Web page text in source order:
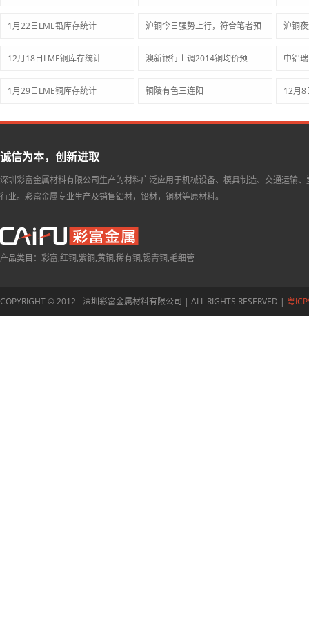
1月22日LME铅库存统计 沪铜今日强势上行，符合笔者预 沪铜
12月18日LME铜库存统计 澳新银行上调2014铜均价预 中铝
1月29日LME铜库存统计 铜陵有色三连阳 12月8
诚信为本，创新进取
深圳彩富金属材料有限公司生产的材料广泛应用于机械设备、模具制造、交通运输
行业。彩富金属专业生产及销售铝材，铅材，铜材等原材料。
产品类目：彩富,红铜,紫铜,黄铜,稀有铜,锡青铜,毛细管
COPYRIGHT © 2012 - 深圳彩富金属材料有限公司 | ALL RIGHTS RESERVED | 粤